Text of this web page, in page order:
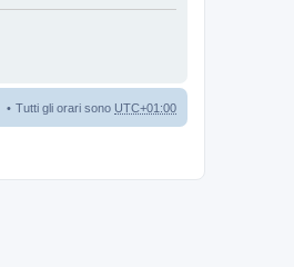
Tutti gli orari sono UTC+01:00